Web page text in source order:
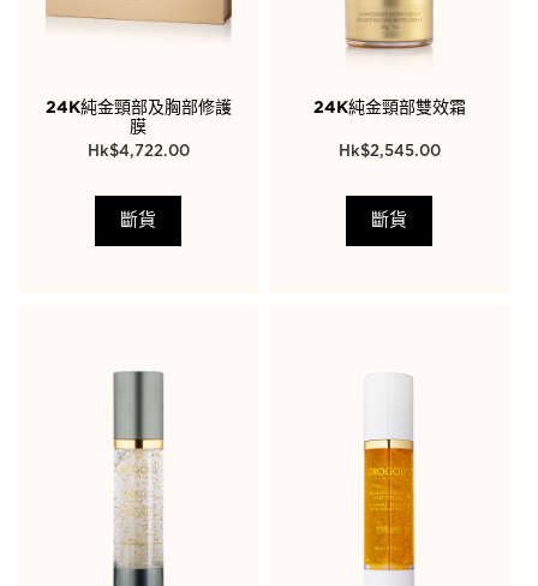
24K純金頸部及胸部修護
膜
$4,722.00
斷貨
24K純金頸部雙效霜
$2,545.00
斷貨